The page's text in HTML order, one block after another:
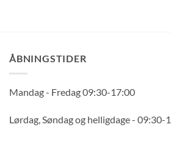
ÅBNINGSTIDER
Mandag - Fredag 09:30-17:00
Lørdag, Søndag og helligdage - 09:30-